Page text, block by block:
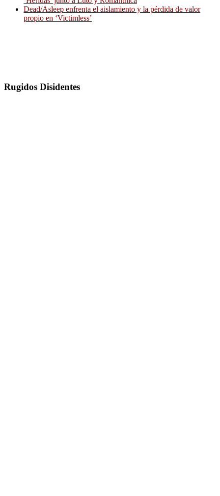
Dead/Asleep enfrenta el aislamiento y la pérdida de valor
propio en ‘Victimless’
Rugidos Disidentes